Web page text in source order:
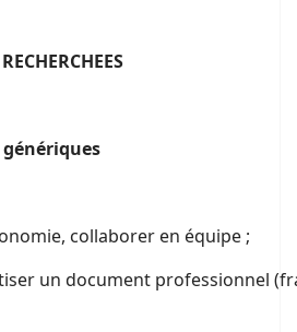
collaborer en équipe ;
un document professionnel